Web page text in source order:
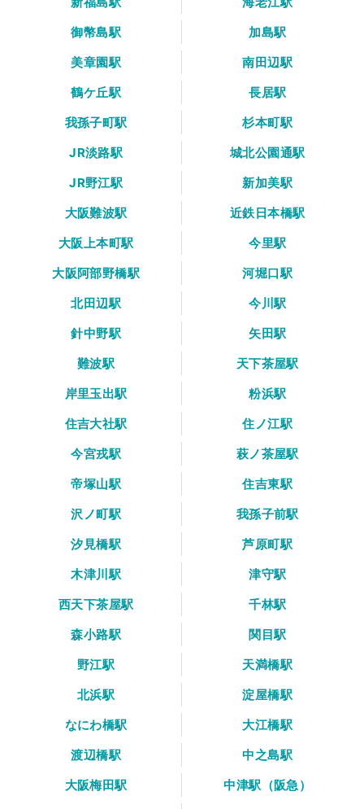
御幣島駅
加島駅
美章園駅
南田辺駅
鶴ケ丘駅
長居駅
我孫子町駅
杉本町駅
JR淡路駅
城北公園通駅
JR野江駅
新加美駅
大阪難波駅
近鉄日本橋駅
大阪上本町駅
今里駅
大阪阿部野橋駅
河堀口駅
北田辺駅
今川駅
針中野駅
矢田駅
難波駅
天下茶屋駅
岸里玉出駅
粉浜駅
住吉大社駅
住ノ江駅
今宮戎駅
萩ノ茶屋駅
帝塚山駅
住吉東駅
沢ノ町駅
我孫子前駅
汐見橋駅
芦原町駅
木津川駅
津守駅
西天下茶屋駅
千林駅
森小路駅
関目駅
野江駅
天満橋駅
北浜駅
淀屋橋駅
なにわ橋駅
大江橋駅
渡辺橋駅
中之島駅
大阪梅田駅
中津駅（阪急）